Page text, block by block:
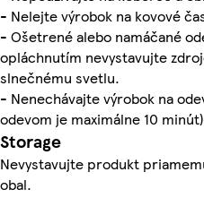
- Nelejte výrobok na kovové
- Ošetrené alebo namáčané
opláchnutím nevystavujte
slnečnému svetlu.
- Nenechávajte výrobok na
odevom je maximálne 10
Storage
Nevystavujte produkt
obal.